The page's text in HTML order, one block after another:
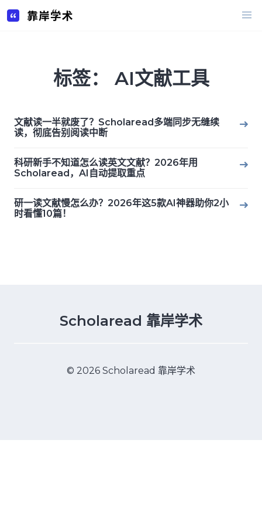
Skip
to
标签： AI文献工具
文献读一半就废了？Scholaread多端同步无缝续
读，彻底告别阅读中断
科研新手不知道怎么读英文文献？2026年用
Scholaread，AI自动提取重点
研一读文献慢怎么办？2026年这5款AI神器助你2小
时看懂10篇！
Scholaread 靠岸学术
© 2026 Scholaread 靠岸学术